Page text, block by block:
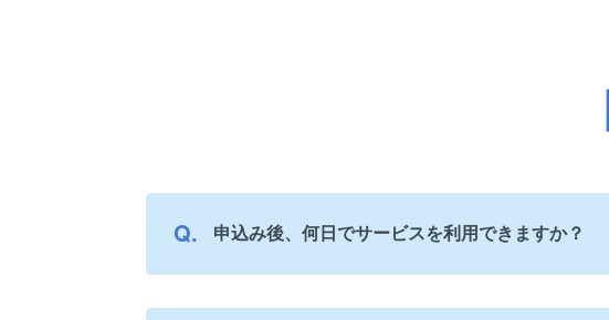
申込み後、何日でサービスを利用できますか？